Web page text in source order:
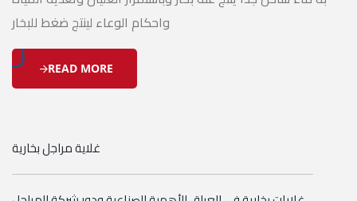
واحكام الوعاء لينتج ضغط للبخار
READ MORE
غلاية مراجل بخارية